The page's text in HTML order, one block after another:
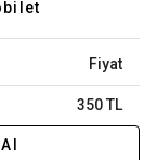
Fiyat
350 TL